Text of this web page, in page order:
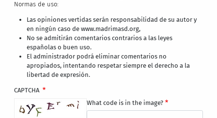
Normas de uso:
Las opiniones vertidas serán responsabilidad de su autor y
en ningún caso de www.madrimasd.org,
No se admitirán comentarios contrarios a las leyes
españolas o buen uso.
El administrador podrá eliminar comentarios no
apropiados, intentando respetar siempre el derecho a la
libertad de expresión.
CAPTCHA
What code is in the image?